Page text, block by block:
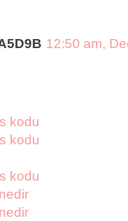
12:50 am,
kodu
kodu
kodu